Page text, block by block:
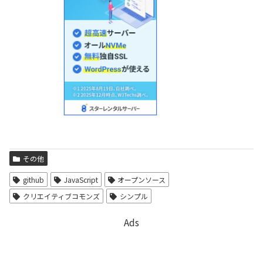
その他
github JavaScript
オープンソース
クリエイティブコモンズ
シンプル
Ads